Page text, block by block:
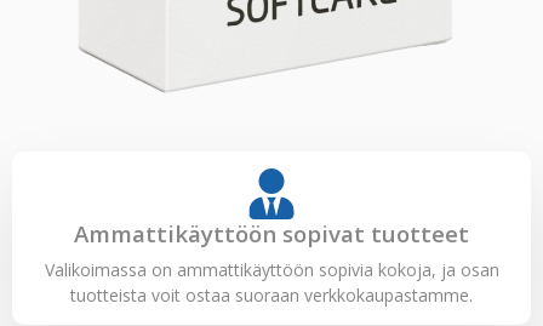
Ammattikäyttöön sopivat tuotteet
Valikoimassa on ammattikäyttöön sopivia kokoja, ja osan
tuotteista voit ostaa suoraan verkkokaupastamme.